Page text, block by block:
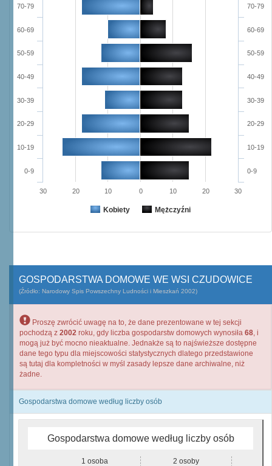
Kobiety Mężczyźni
0-9
10-19
20-29
30-39
40-49
50-59
60-69
70-79
0-9
10-19
20-29
30-39
40-49
50-59
60-69
70-79
30 20 10 0 10 20 30
GOSPODARSTWA DOMOWE WE WSI CZUDOWICE
(Źródło: Narodowy Spis Powszechny Ludności i Mieszkań 2002)
Proszę zwrócić uwagę na to, że dane prezentowane w tej sekcji
pochodzą z 2002 roku, gdy liczba gospodarstw domowych wynosiła 68, i
mogą już być mocno nieaktualne. Jednakże są to najświeższe dostępne
dane tego typu dla miejscowości statystycznych dlatego przedstawione
są tutaj dla kompletności w myśl zasady lepsze dane archiwalne, niż
żadne.
Gospodarstwa domowe według liczby osób
Gospodarstwa domowe według liczby osób
1 osoba 2 osoby